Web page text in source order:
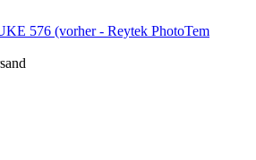
576 (vorher - Reytek PhotoTem